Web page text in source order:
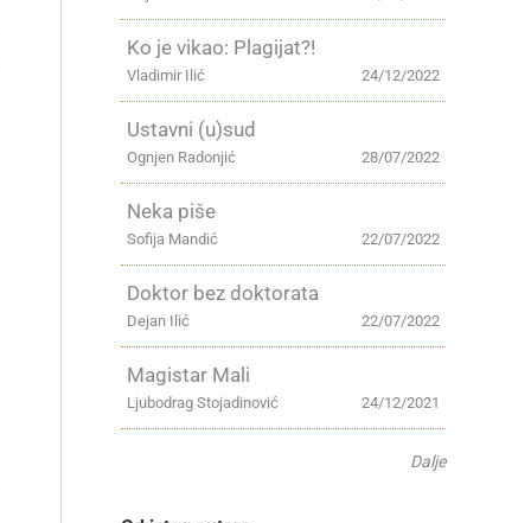
Ko je vikao: Plagijat?!
24/12/2022
Vladimir Ilić
Ustavni (u)sud
28/07/2022
Ognjen Radonjić
Neka piše
22/07/2022
Sofija Mandić
Doktor bez doktorata
22/07/2022
Dejan Ilić
Magistar Mali
24/12/2021
Ljubodrag Stojadinović
Dalje